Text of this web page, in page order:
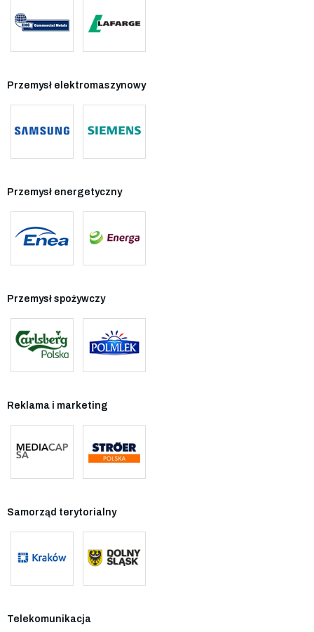
Przemysł elektromaszynowy
Przemysł energetyczny
Przemysł spożywczy
Reklama i marketing
Samorząd terytorialny
Telekomunikacja